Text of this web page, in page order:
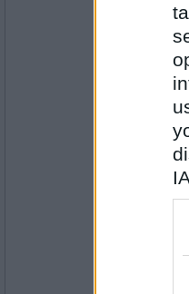
Antal
Antal